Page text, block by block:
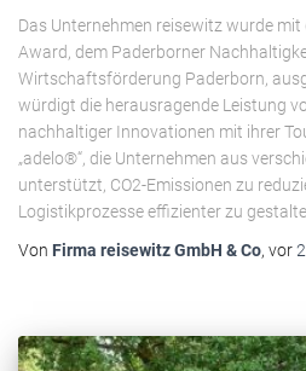
Das Unternehmen reisewitz wurde mit
Award, dem Paderborner
Wirtschaftsförderung Paderborn,
würdigt die herausragende Leistung
nachhaltiger Innovationen mit ihrer
„adelo®“, die Unternehmen aus
unterstützt, CO2-Emissionen zu
Logistikprozesse effizienter zu
Von Firma reisewitz GmbH & Co, vor